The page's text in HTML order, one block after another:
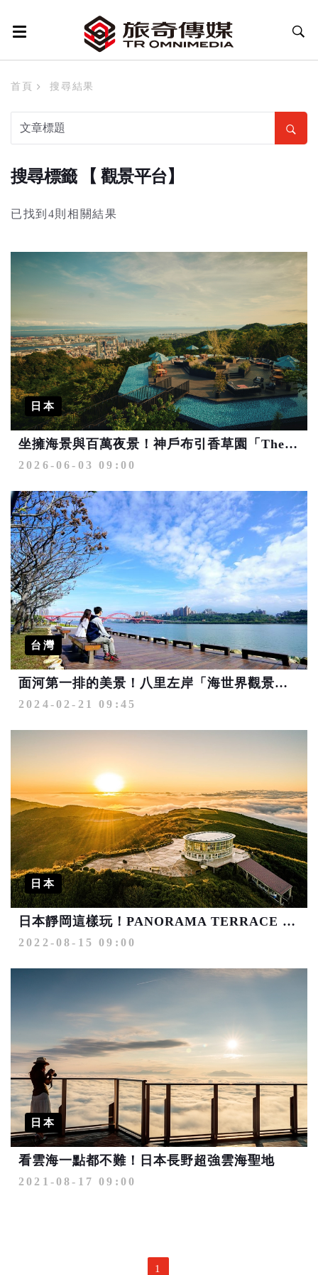
首頁 搜尋結果
搜尋標籤 【 觀景平台】
已找到4則相關結果
日本
坐擁海景與百萬夜景！神戶布引香草園「The Veranda神戶」絕美翻新開幕
2026-06-03 09:00
台灣
面河第一排的美景！八里左岸「海世界觀景台」享受悠閒時光
2024-02-21 09:45
日本
日本靜岡這樣玩！PANORAMA TERRACE 1059展望台登場
2022-08-15 09:00
日本
看雲海一點都不難！日本長野超強雲海聖地
2021-08-17 09:00
1